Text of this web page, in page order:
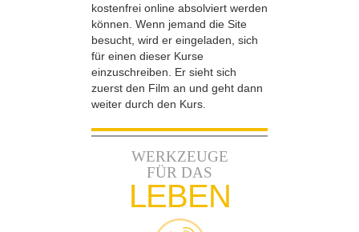
kostenfrei online absolviert werden
können. Wenn jemand die Site
besucht, wird er eingeladen, sich
für einen dieser Kurse
einzuschreiben. Er sieht sich
zuerst den Film an und geht dann
weiter durch den Kurs.
WERKZEUGE
FÜR DAS
LEBEN